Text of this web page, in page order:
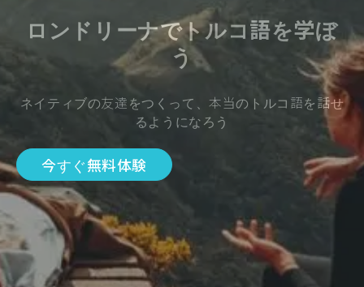
ロンドリーナでトルコ語を学ぼ
う
ネイティブの友達をつくって、本当のトルコ語を話せ
るようになろう
今すぐ無料体験